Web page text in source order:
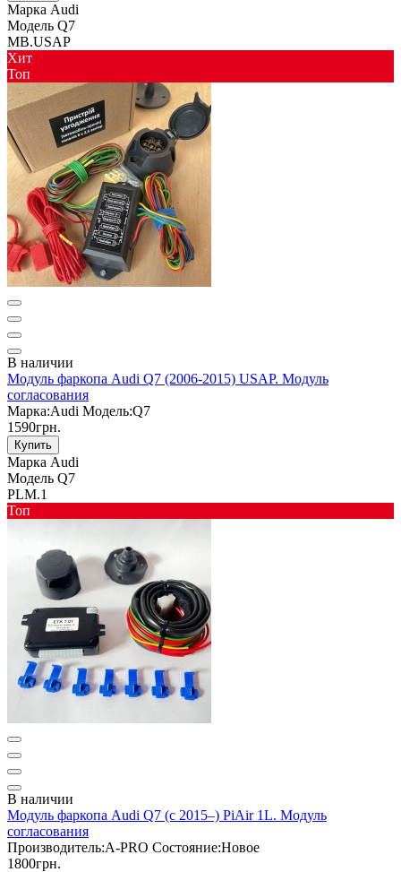
Марка Audi
Модель Q7
MB.USAP
Хит
Toп
В наличии
Модуль фаркопа Audi Q7 (2006-2015) USAP. Модуль
согласования
Марка:Audi Модель:Q7
1590грн.
Купить
Марка Audi
Модель Q7
PLM.1
Toп
В наличии
Модуль фаркопа Audi Q7 (c 2015–) PiAir 1L. Модуль
согласования
Производитель:A-PRO Состояние:Новое
1800грн.